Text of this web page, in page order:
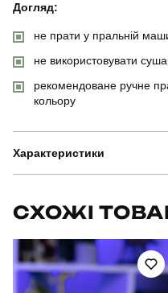
Догляд:
не прати у пральній
не використовувати
рекомендоване ручне
кольору
Характеристики
Артикул
СХОЖІ